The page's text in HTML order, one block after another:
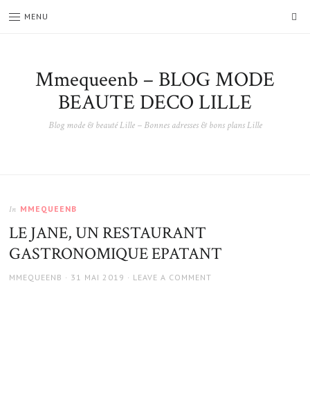
MENU
Mmequeenb – BLOG MODE
BEAUTE DECO LILLE
Blog mode & beauté Lille – Bonnes adresses & bons plans Lille
In MMEQUEENB
LE JANE, UN RESTAURANT
GASTRONOMIQUE EPATANT
AUTHOR
MMEQUEENB
POSTED
31 MAI 2019 LEAVE A COMMENT